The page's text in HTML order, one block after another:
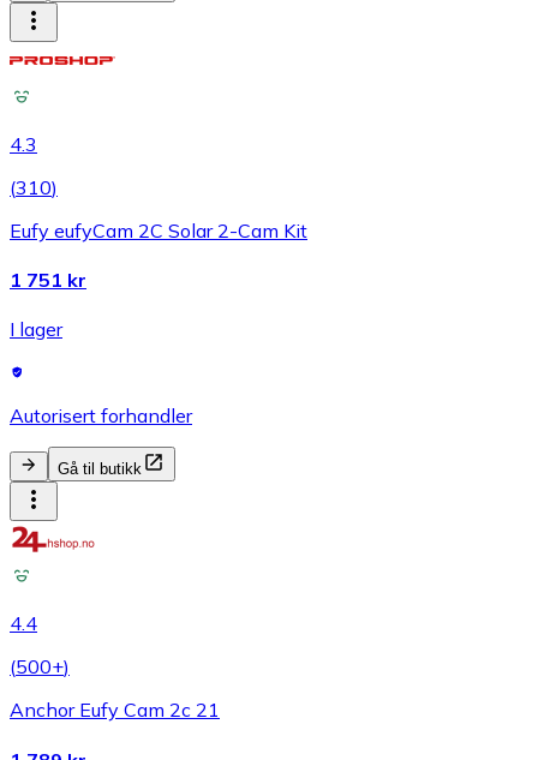
4.3
(310)
Eufy eufyCam 2C Solar 2-Cam Kit
1 751 kr
I lager
Autorisert forhandler
Gå til butikk
4.4
(500+)
Anchor Eufy Cam 2c 21